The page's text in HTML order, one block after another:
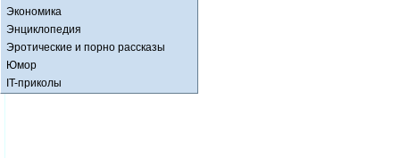
Экономика
Энциклопедия
Эротические и порно рассказы
Юмор
IT-приколы